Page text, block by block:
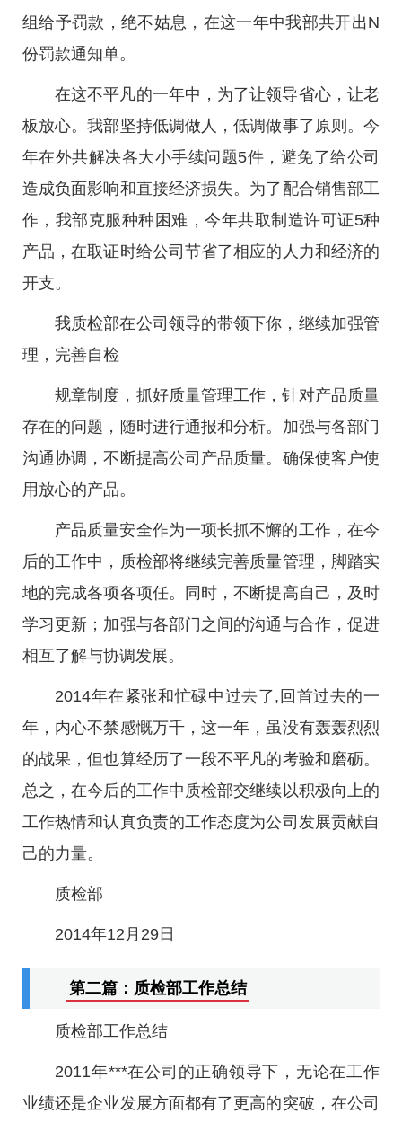
组给予罚款，绝不姑息，在这一年中我部共开出N
份罚款通知单。
在这不平凡的一年中，为了让领导省心，让老
板放心。我部坚持低调做人，低调做事了原则。今
年在外共解决各大小手续问题5件，避免了给公司
造成负面影响和直接经济损失。为了配合销售部工
作，我部克服种种困难，今年共取制造许可证5种
产品，在取证时给公司节省了相应的人力和经济的
开支。
我质检部在公司领导的带领下你，继续加强管
理，完善自检
规章制度，抓好质量管理工作，针对产品质量
存在的问题，随时进行通报和分析。加强与各部门
沟通协调，不断提高公司产品质量。确保使客户使
用放心的产品。
产品质量安全作为一项长抓不懈的工作，在今
后的工作中，质检部将继续完善质量管理，脚踏实
地的完成各项各项任。同时，不断提高自己，及时
学习更新；加强与各部门之间的沟通与合作，促进
相互了解与协调发展。
2014年在紧张和忙碌中过去了,回首过去的一
年，内心不禁感慨万千，这一年，虽没有轰轰烈烈
的战果，但也算经历了一段不平凡的考验和磨砺。
总之，在今后的工作中质检部交继续以积极向上的
工作热情和认真负责的工作态度为公司发展贡献自
己的力量。
质检部
2014年12月29日
第二篇：质检部工作总结
质检部工作总结
2011年***在公司的正确领导下，无论在工作
业绩还是企业发展方面都有了更高的突破，在公司